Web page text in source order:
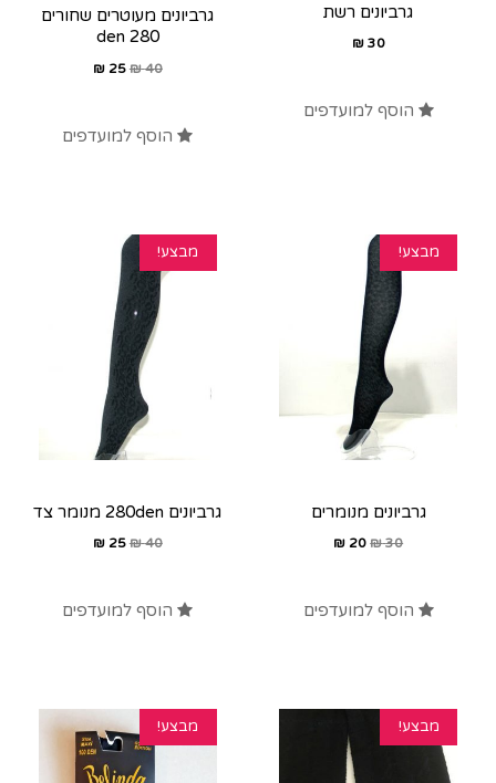
גרביונים רשת
30
₪
הוסף למועדפים
גרביונים מעוטרים שחורים
280 den
40
₪
25
₪
הוסף למועדפים
מבצע!
גרביונים מנומרים
30
₪
20
₪
הוסף למועדפים
מבצע!
גרביונים 280den מנומר צד
40
₪
25
₪
הוסף למועדפים
מבצע! מבצע!